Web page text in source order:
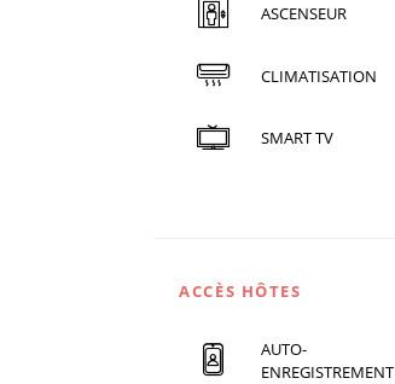
ASCENSEUR
CLIMATISATION
SMART TV
ACCÈS HÔTES
AUTO-
ENREGISTREMENT